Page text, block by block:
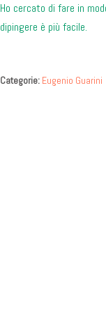
Ho cercato di fare in
dipingere è più facile.
Categorie: Eugenio Guarini